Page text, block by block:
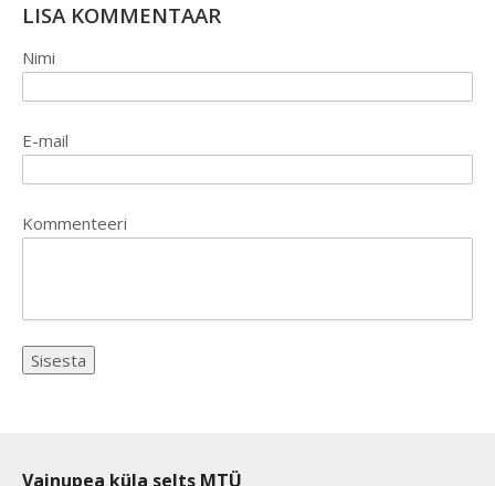
LISA KOMMENTAAR
Nimi
E-mail
Kommenteeri
Vainupea küla selts MTÜ